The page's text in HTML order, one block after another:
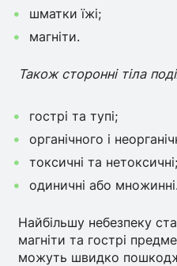
шматки їжі;
магніти.
Також сторонні тіла
гострі та тупі;
органічного і
токсичні та нетоксичні;
одиничні або множинні.
Найбільшу небезпеку
магніти та гострі
можуть швидко